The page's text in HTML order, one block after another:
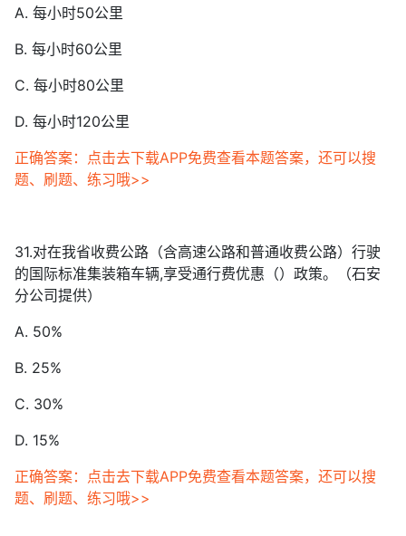
A. 每小时50公里
B. 每小时60公里
C. 每小时80公里
D. 每小时120公里
正确答案：点击去下载APP免费查看本题答案，还可以搜
题、刷题、练习哦>>
31.对在我省收费公路（含高速公路和普通收费公路）行驶
的国际标准集装箱车辆,享受通行费优惠（）政策。（石安
分公司提供）
A. 50%
B. 25%
C. 30%
D. 15%
正确答案：点击去下载APP免费查看本题答案，还可以搜
题、刷题、练习哦>>